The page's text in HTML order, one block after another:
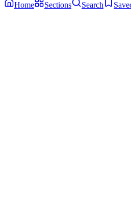
Home
Sections Search